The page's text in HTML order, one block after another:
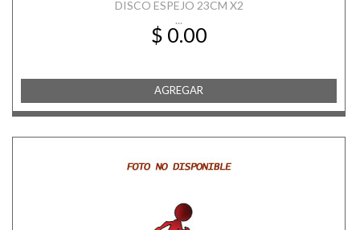
DISCO ESPEJO 23CM X2
...
$ 0.00
AGREGAR